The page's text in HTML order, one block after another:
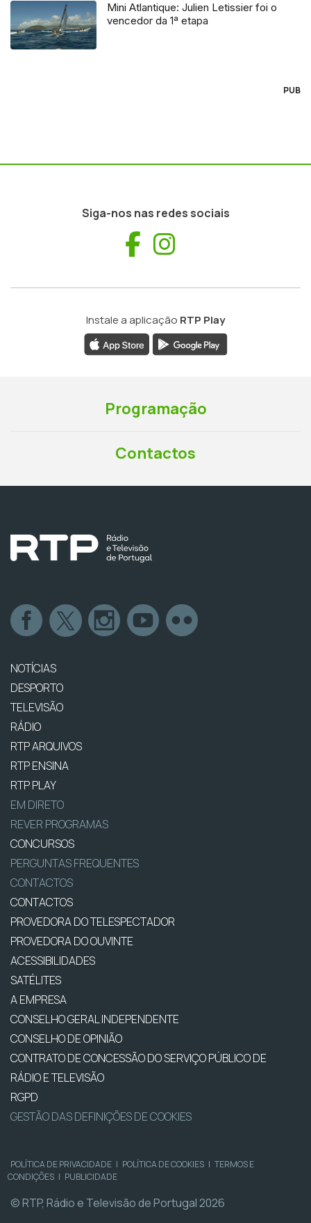
Mini Atlantique: Julien Letissier foi o
vencedor da 1ª etapa
PUB
Siga-nos nas redes sociais
Facebook
Instale a aplicação RTP Play
Programação
Contactos
NOTÍCIAS
DESPORTO
TELEVISÃO
RÁDIO
RTP ARQUIVOS
RTP ENSINA
RTP PLAY
EM DIRETO
REVER PROGRAMAS
CONCURSOS
PERGUNTAS FREQUENTES
CONTACTOS
CONTACTOS
PROVEDORA DO TELESPECTADOR
PROVEDORA DO OUVINTE
ACESSIBILIDADES
SATÉLITES
A EMPRESA
CONSELHO GERAL INDEPENDENTE
CONSELHO DE OPINIÃO
CONTRATO DE CONCESSÃO DO SERVIÇO PÚBLICO DE
RÁDIO E TELEVISÃO
RGPD
GESTÃO DAS DEFINIÇÕES DE COOKIES
POLÍTICA DE PRIVACIDADE | POLÍTICA DE COOKIES | TERMOS E
CONDIÇÕES | PUBLICIDADE
© RTP, Rádio e Televisão de Portugal 2026